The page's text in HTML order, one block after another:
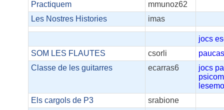
Practiquem
mmunoz62
Les Nostres Histories
imas
jocs
SOM LES FLAUTES
csorli
Classe de les guitarres
ecarras6 jocs
Els cargols de P3
srabione